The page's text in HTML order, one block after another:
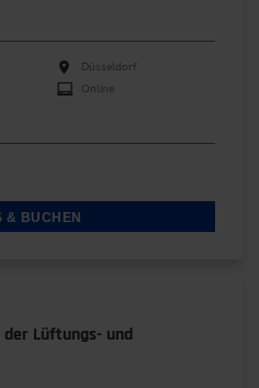
Düsseldorf
Online
& BUCHEN
Lüftungs- und